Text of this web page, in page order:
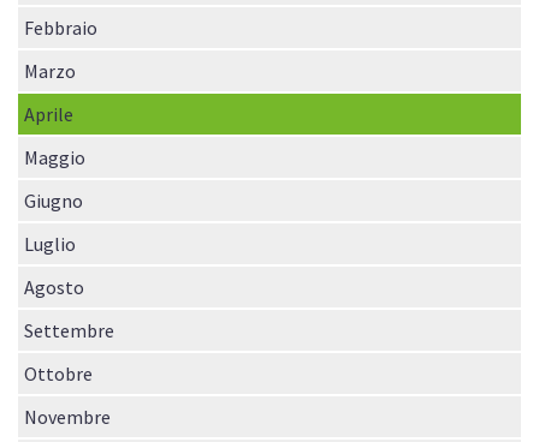
Febbraio
Marzo
Aprile
Maggio
Giugno
Luglio
Agosto
Settembre
Ottobre
Novembre